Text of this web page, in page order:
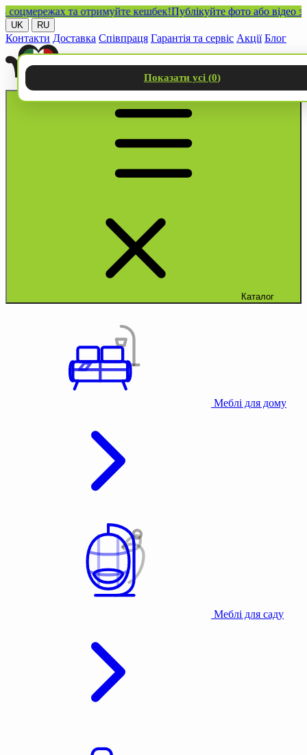
та отримуйте кешбек!Публікуйте фото або відео з
UK RU
Контакти Доставка Співпраця Гарантія та сервіс Акції Блог
Каталог
Меблі для дому
Меблі для саду
Показати усі (0)